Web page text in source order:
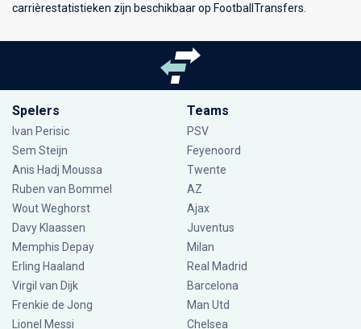
carrièrestatistieken zijn beschikbaar op FootballTransfers.
Spelers
Ivan Perisic
Sem Steijn
Anis Hadj Moussa
Ruben van Bommel
Wout Weghorst
Davy Klaassen
Memphis Depay
Erling Haaland
Virgil van Dijk
Frenkie de Jong
Lionel Messi
Teams
PSV
Feyenoord
Twente
AZ
Ajax
Juventus
Milan
Real Madrid
Barcelona
Man Utd
Chelsea